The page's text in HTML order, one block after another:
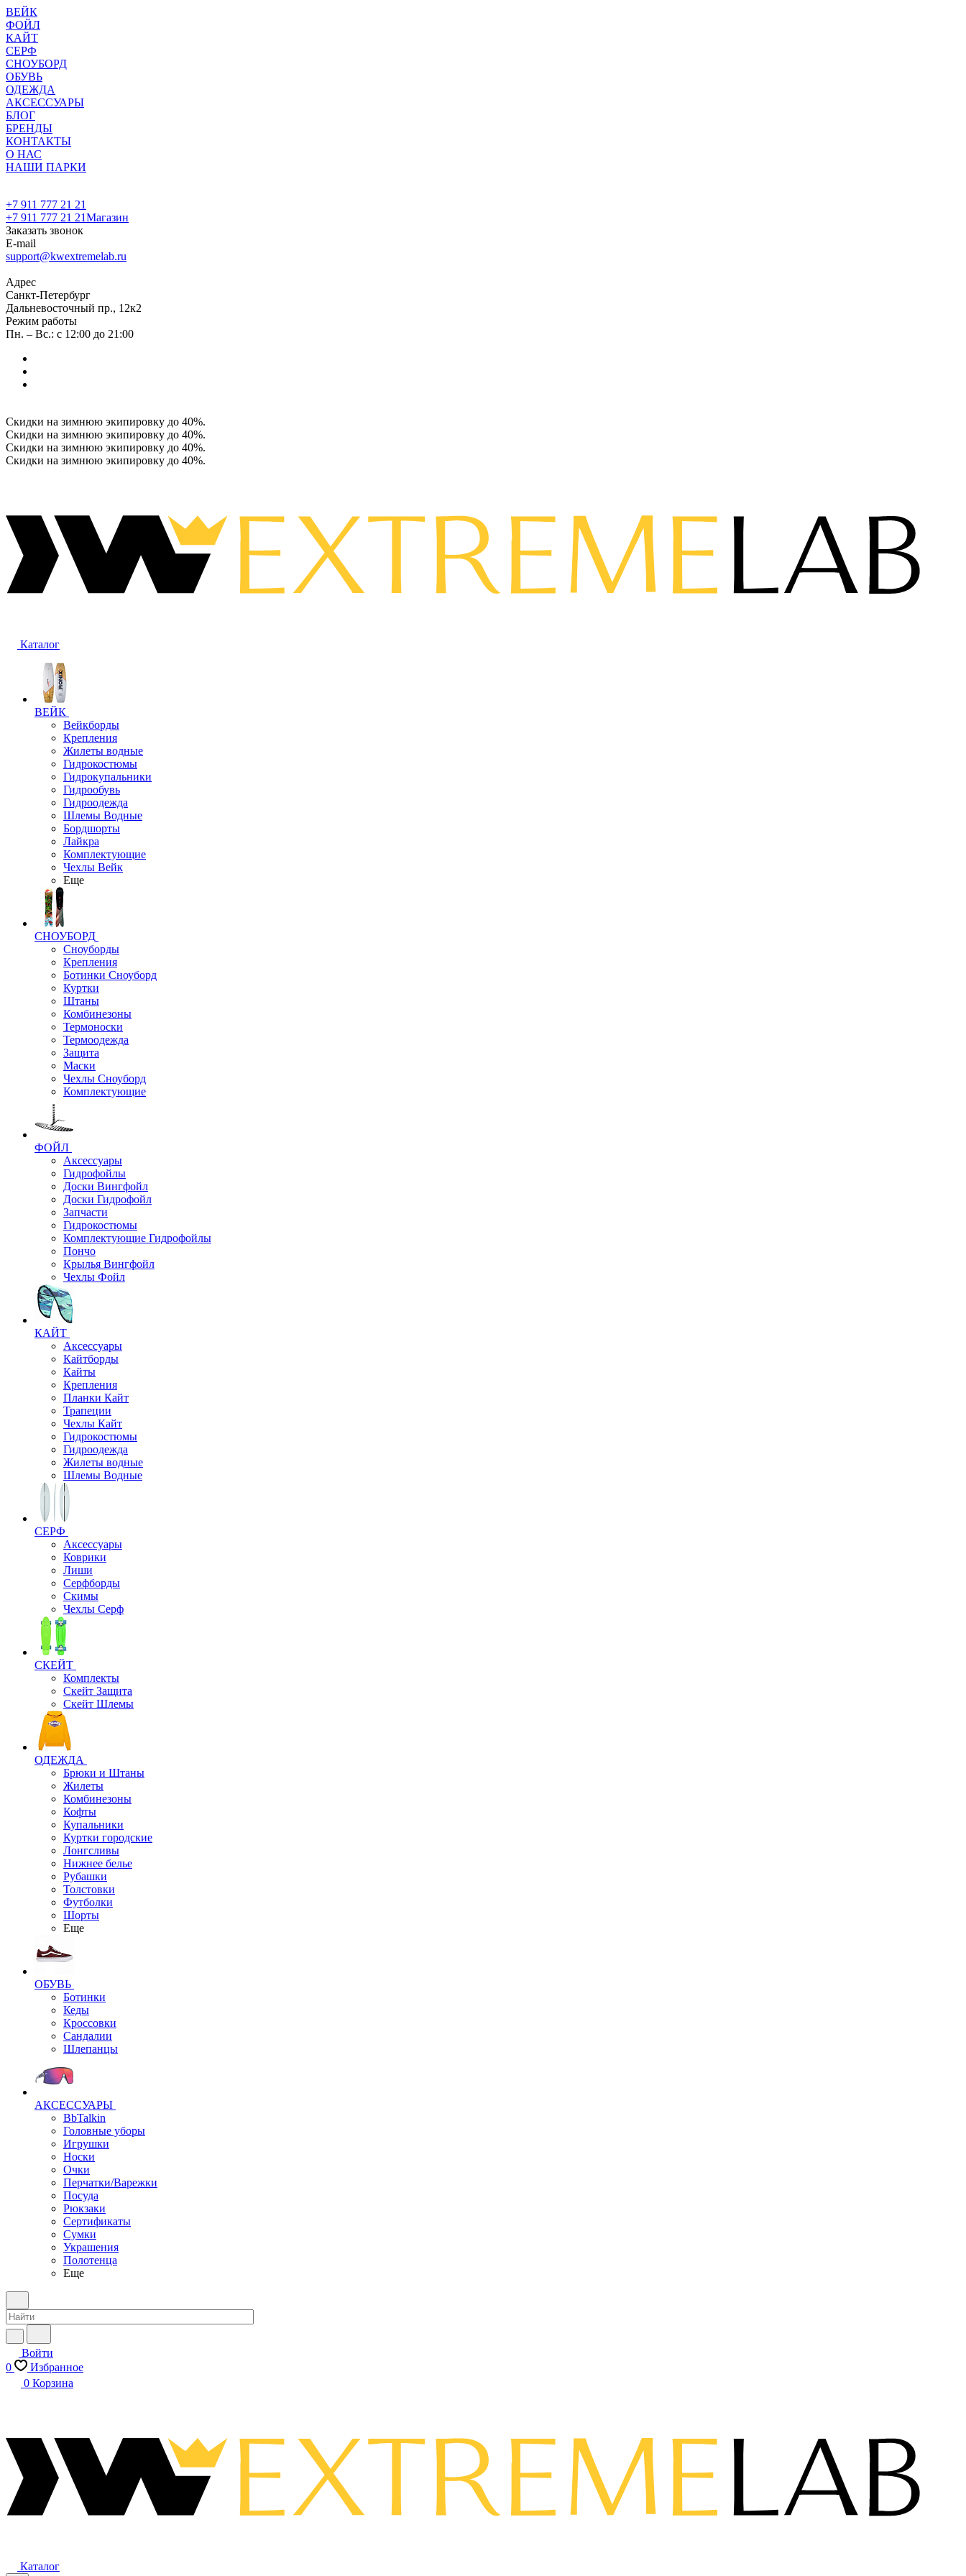
ВЕЙК
ФОЙЛ
КАЙТ
СЕРФ
СНОУБОРД
ОБУВЬ
ОДЕЖДА
АКСЕССУАРЫ
БЛОГ
БРЕНДЫ
КОНТАКТЫ
О НАС
НАШИ ПАРКИ
+7 911 777 21 21
+7 911 777 21 21Магазин
Заказать звонок
E-mail
support@kwextremelab.ru
Адрес
Санкт-Петербург
Дальневосточный пр., 12к2
Режим работы
Пн. – Вс.: с 12:00 до 21:00
Скидки на зимнюю экипировку до 40%.
Скидки на зимнюю экипировку до 40%.
Скидки на зимнюю экипировку до 40%.
Скидки на зимнюю экипировку до 40%.
Каталог
ВЕЙК
Вейкборды
Крепления
Жилеты водные
Гидрокостюмы
Гидрокупальники
Гидрообувь
Гидроодежда
Шлемы Водные
Бордшорты
Лайкра
Комплектующие
Чехлы Вейк
Еще
СНОУБОРД
Сноуборды
Крепления
Ботинки Сноуборд
Куртки
Штаны
Комбинезоны
Термоноски
Термоодежда
Защита
Маски
Чехлы Сноуборд
Комплектующие
ФОЙЛ
Аксессуары
Гидрофойлы
Доски Вингфойл
Доски Гидрофойл
Запчасти
Гидрокостюмы
Комплектующие Гидрофойлы
Пончо
Крылья Вингфойл
Чехлы Фойл
КАЙТ
Аксессуары
Кайтборды
Кайты
Крепления
Планки Кайт
Трапеции
Чехлы Кайт
Гидрокостюмы
Гидроодежда
Жилеты водные
Шлемы Водные
СЕРФ
Аксессуары
Коврики
Лиши
Серфборды
Скимы
Чехлы Cерф
СКЕЙТ
Комплекты
Скейт Защита
Скейт Шлемы
ОДЕЖДА
Брюки и Штаны
Жилеты
Комбинезоны
Кофты
Купальники
Куртки городские
Лонгсливы
Нижнее белье
Рубашки
Толстовки
Футболки
Шорты
Еще
ОБУВЬ
Ботинки
Кеды
Кроссовки
Сандалии
Шлепанцы
АКСЕССУАРЫ
BbTalkin
Головные уборы
Игрушки
Носки
Очки
Перчатки/Варежки
Посуда
Рюкзаки
Сертификаты
Сумки
Украшения
Полотенца
Еще
Войти
0
Избранное
0 Корзина
Каталог